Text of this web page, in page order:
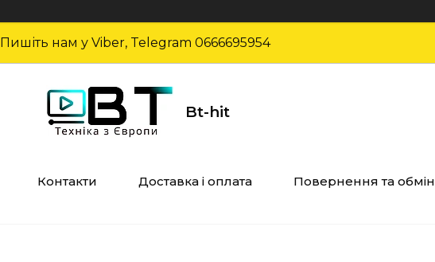
Пишіть нам у Viber, Telegram 0666695954
Bt-hit
Контакти Доставка і оплата Повернення та обмін